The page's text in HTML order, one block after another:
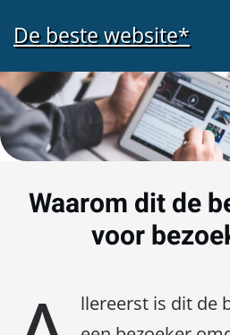
Terug naar hoofdinhoud
De beste website*
Waarom dit de
voor
llereerst is dit de